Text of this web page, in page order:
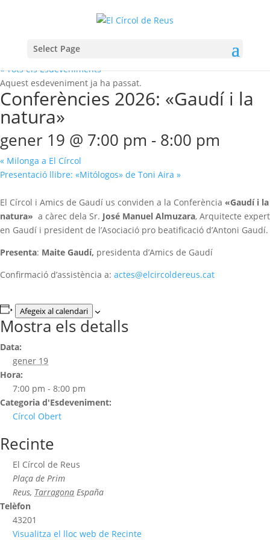
Select Page
« Tots els Esdeveniments
Aquest esdeveniment ja ha passat.
Conferències 2026: «Gaudí i la
natura»
gener 19 @ 7:00 pm - 8:00 pm
« Milonga a El Círcol
Presentació llibre: «Mitólogos» de Toni Aira »
El Círcol i Amics de Gaudí us conviden a la Conferència «Gaudí i la
natura» a càrec dela Sr. José Manuel Almuzara, Arquitecte expert
en Gaudí i president de l’Asociació pro beatificació d’Antoni Gaudí.
Presenta: Maite Gaudí, presidenta d’Amics de Gaudí
Confirmació d’assistència a: actes@elcircoldereus.cat
Afegeix al calendari
Mostra els detalls
Data:
gener 19
Hora:
7:00 pm - 8:00 pm
Categoria d'Esdeveniment:
Círcol Obert
Recinte
El Círcol de Reus
Plaça de Prim
Reus, Tarragona España
Telèfon
43201
Visualitza el lloc web de Recinte